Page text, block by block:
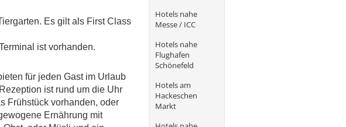
Es gilt als First Class
ist vorhanden.
für jeden Gast im Urlaub
ist rund um die Uhr
Frühstück vorhanden, oder
Ernährung mit
Hotels nahe
Messe / ICC
Hotels nahe
Flughafen
Schönefeld
Hotels am
Hackeschen
Markt